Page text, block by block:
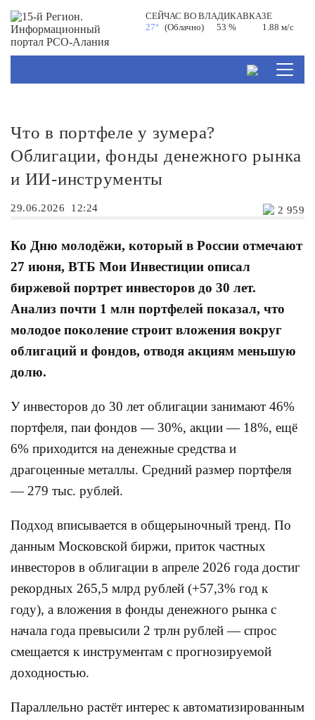
СЕЙЧАС ВОВЛАДИКАВКАЗЕ
27° (Облачно) 53 % 1.88 м/с
Что в портфеле у зумера?
Облигации, фонды денежного рынка
и ИИ-инструменты
29.06.2026 12:24 2 959
Ко Дню молодёжи, который в России отмечают
27 июня, ВТБ Мои Инвестиции описал
биржевой портрет инвесторов до 30 лет.
Анализ почти 1 млн портфелей показал, что
молодое поколение строит вложения вокруг
облигаций и фондов, отводя акциям меньшую
долю.
У инвесторов до 30 лет облигации занимают 46%
портфеля, паи фондов — 30%, акции — 18%, ещё
6% приходится на денежные средства и
драгоценные металлы. Средний размер портфеля
— 279 тыс. рублей.
Подход вписывается в общерыночный тренд. По
данным Московской биржи, приток частных
инвесторов в облигации в апреле 2026 года достиг
рекордных 265,5 млрд рублей (+57,3% год к
году), а вложения в фонды денежного рынка с
начала года превысили 2 трлн рублей — спрос
смещается к инструментам с прогнозируемой
доходностью.
Параллельно растёт интерес к автоматизированным